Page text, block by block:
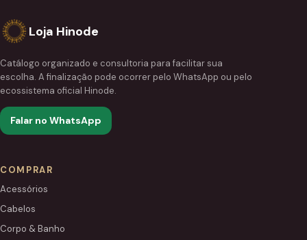
Loja Hinode
Catálogo organizado e consultoria para facilitar sua
escolha. A finalização pode ocorrer pelo WhatsApp ou pelo
ecossistema oficial Hinode.
Falar no WhatsApp
COMPRAR
Acessórios
Cabelos
Corpo & Banho